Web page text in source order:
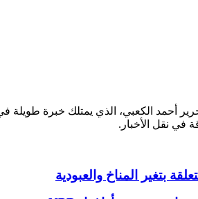
أحمد الكعبي، الذي يمتلك خبرة
في نقل الأخبار.
بتغير المناخ والعبودية